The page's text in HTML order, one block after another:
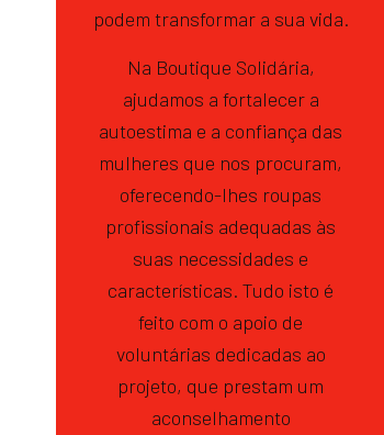
podem transformar a sua vida.
Na Boutique Solidária,
ajudamos a fortalecer a
autoestima e a confiança das
mulheres que nos procuram,
oferecendo-lhes roupas
profissionais adequadas às
suas necessidades e
características. Tudo isto é
feito com o apoio de
voluntárias dedicadas ao
projeto, que prestam um
aconselhamento